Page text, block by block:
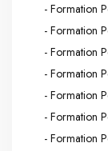
- Formation
- Formation
- Formation
- Formation
- Formation
- Formation
- Formation